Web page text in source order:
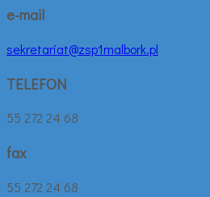
e-mail
sekretariat@zsp1malbork.pl
TELEFON
55 272 24 68
fax
55 272 24 68